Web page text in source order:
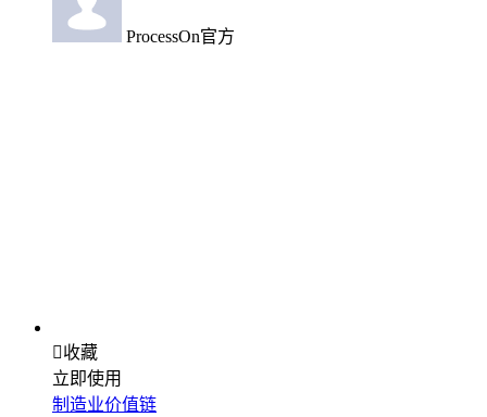
ProcessOn官方
收藏
立即使用
制造业价值链